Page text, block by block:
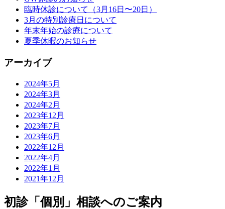
臨時休診について（3月16日〜20日）
3月の特別診療日について
年末年始の診療について
夏季休暇のお知らせ
アーカイブ
2024年5月
2024年3月
2024年2月
2023年12月
2023年7月
2023年6月
2022年12月
2022年4月
2022年1月
2021年12月
初診「個別」相談へのご案内